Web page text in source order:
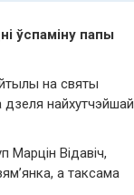
ўспаміну папы
на святы
найхутчэйшай
Марцін Відавіч,
а таксама